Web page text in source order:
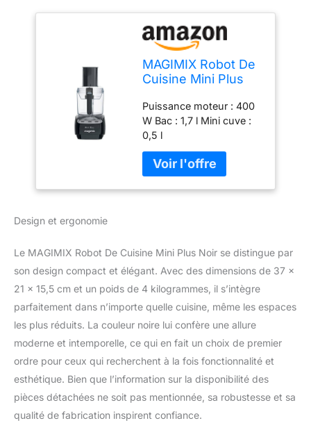
MAGIMIX Robot De
Cuisine Mini Plus
Puissance moteur : 400
W Bac : 1,7 l Mini cuve :
0,5 l
Design et ergonomie
Le MAGIMIX Robot De Cuisine Mini Plus Noir se distingue par
son design compact et élégant. Avec des dimensions de 37 x
21 x 15,5 cm et un poids de 4 kilogrammes, il s’intègre
parfaitement dans n’importe quelle cuisine, même les espaces
les plus réduits. La couleur noire lui confère une allure
moderne et intemporelle, ce qui en fait un choix de premier
ordre pour ceux qui recherchent à la fois fonctionnalité et
esthétique. Bien que l’information sur la disponibilité des
pièces détachées ne soit pas mentionnée, sa robustesse et sa
qualité de fabrication inspirent confiance.